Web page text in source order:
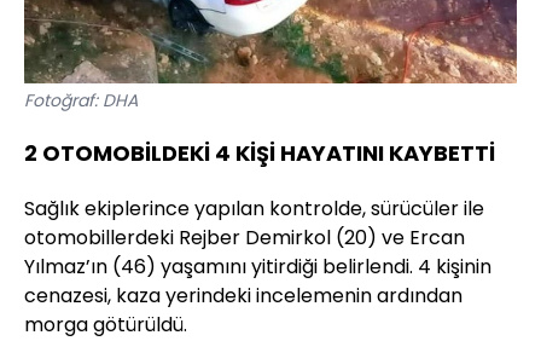
Fotoğraf: DHA
2 OTOMOBİLDEKİ 4 KİŞİ HAYATINI KAYBETTİ
Sağlık ekiplerince yapılan kontrolde, sürücüler ile
otomobillerdeki Rejber Demirkol (20) ve Ercan
Yılmaz’ın (46) yaşamını yitirdiği belirlendi. 4 kişinin
cenazesi, kaza yerindeki incelemenin ardından
morga götürüldü.